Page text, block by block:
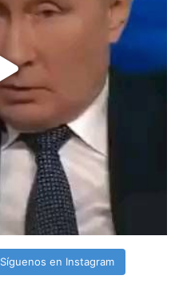
Síguenos en Instagram